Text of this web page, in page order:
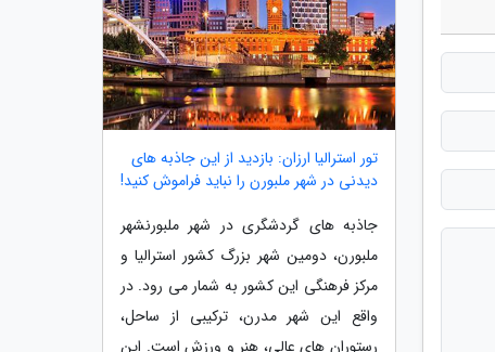
تور استرالیا ارزان: بازدید از این جاذبه های
دیدنی در شهر ملبورن را نباید فراموش کنید!
جاذبه های گردشگری در شهر ملبورنشهر
ملبورن، دومین شهر بزرگ کشور استرالیا و
مرکز فرهنگی این کشور به شمار می رود. در
واقع این شهر مدرن، ترکیبی از ساحل،
رستوران های عالی، هنر و ورزش است. این